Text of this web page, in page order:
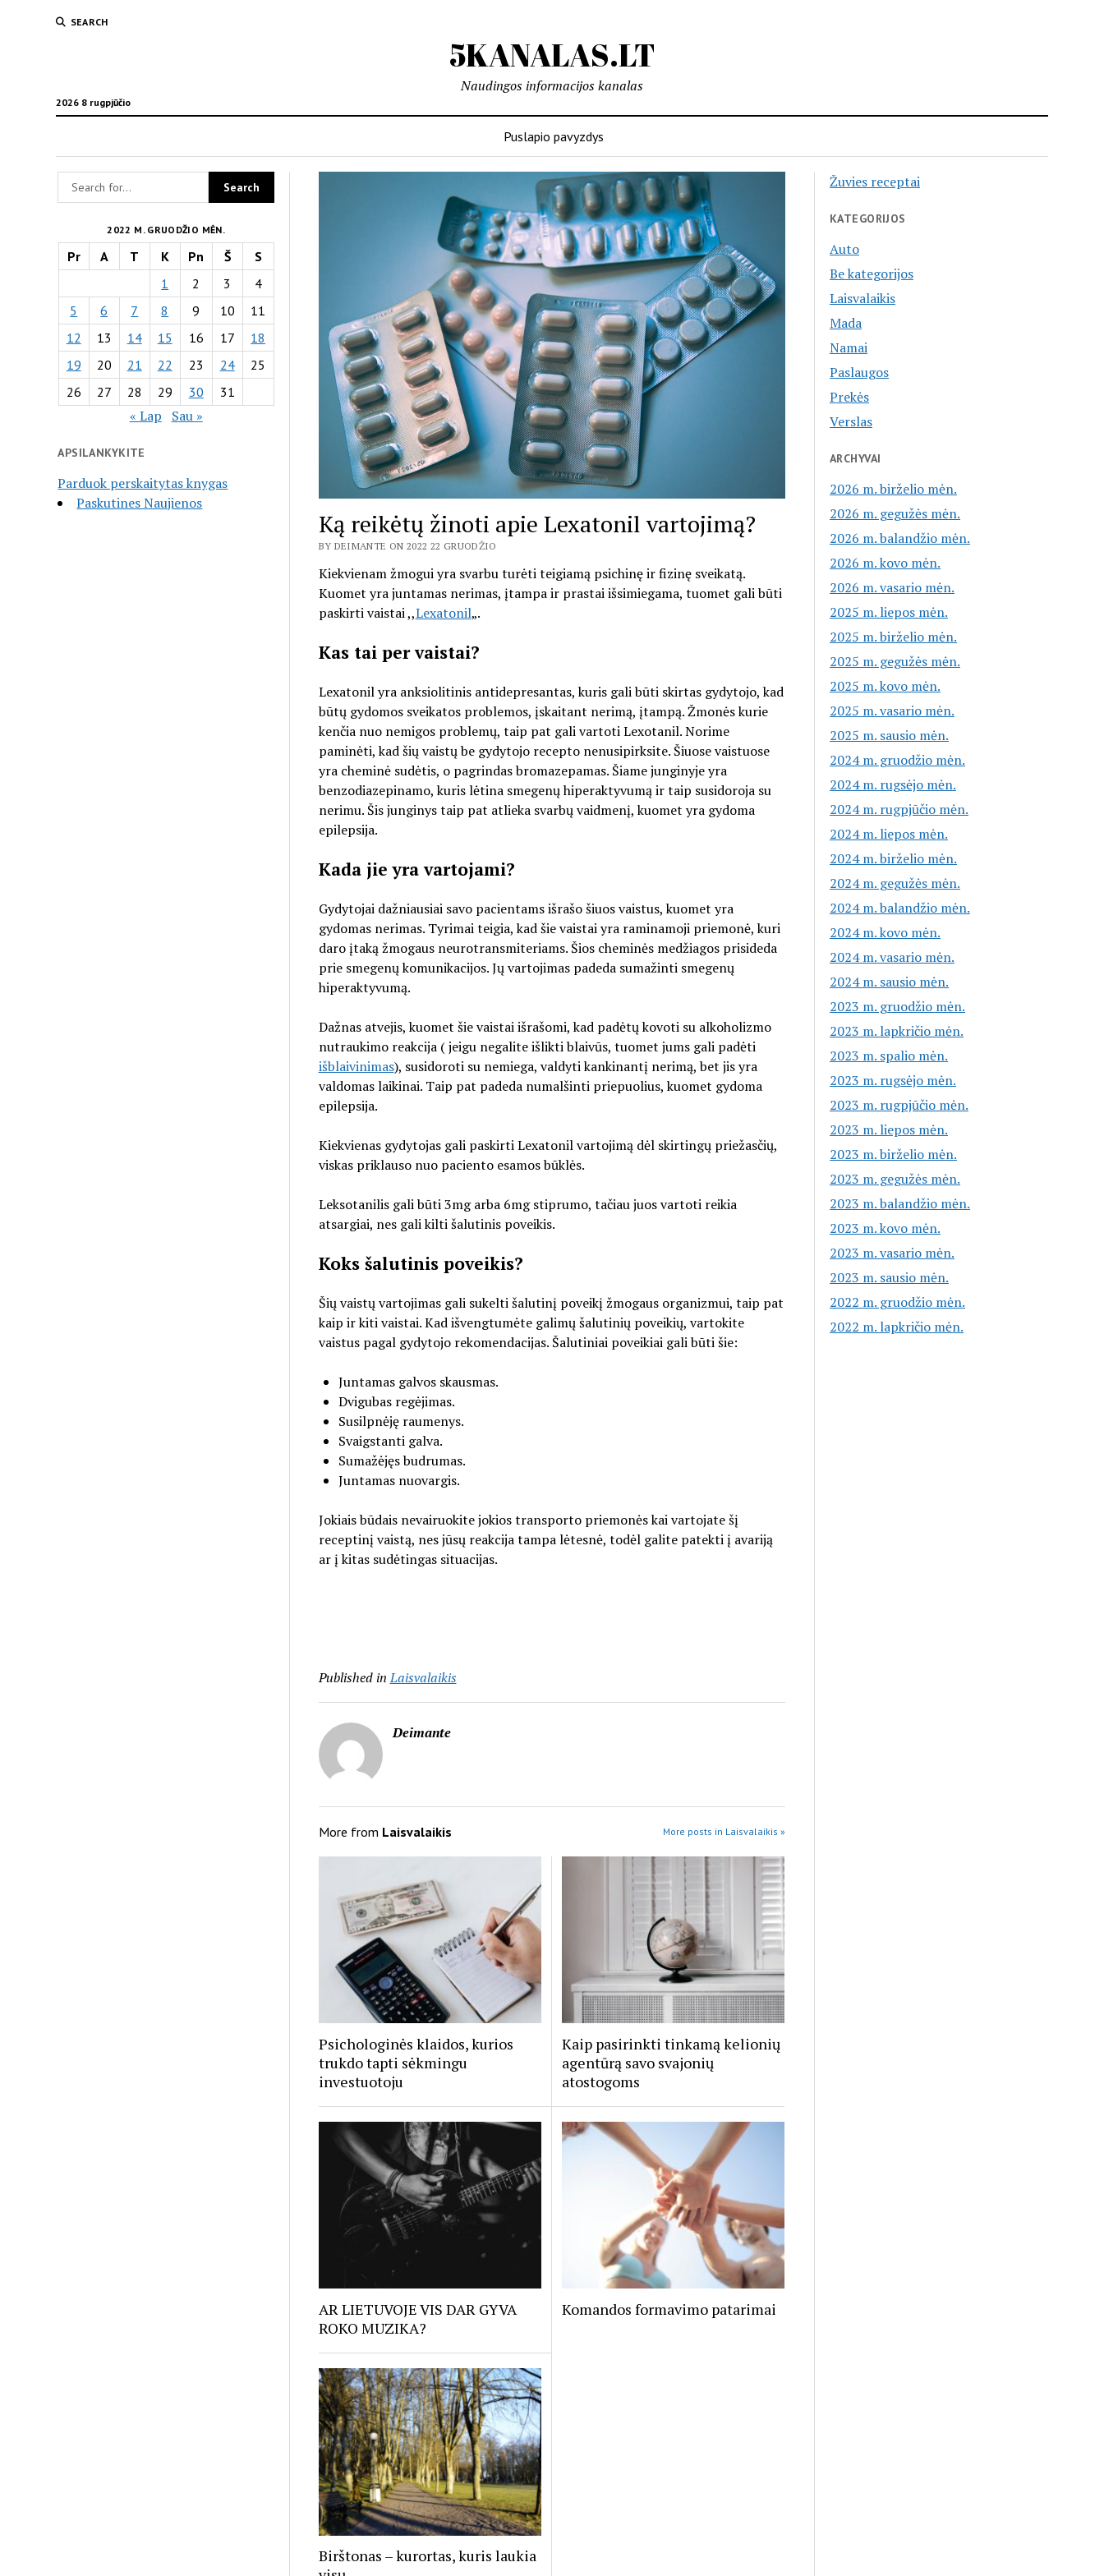
SEARCH
5KANALAS.LT
2026 8 rugpjūčio
Naudingos informacijos kanalas
Puslapio pavyzdys
2022 M. GRUODŽIO MĖN.
Pr A T K Pn Š
S
1
2 3
4
5
6 7 8 9 10
11
12
13 14 15 16 17
18
19
20 21 22 23 24
25
26
27 28 29 30 31
« Lap Sau »
APSILANKYKITE
Parduok perskaitytas knygas
Paskutines Naujienos
Ką reikėtų žinoti apie Lexatonil vartojimą?
BY DEIMANTE ON 2022 22 GRUODŽIO
Kiekvienam žmogui yra svarbu turėti teigiamą psichinę ir fizinę sveikatą.
Kuomet yra juntamas nerimas, įtampa ir prastai išsimiegama, tuomet gali būti
paskirti vaistai ,,Lexatonil„.
Kas tai per vaistai?
Lexatonil yra anksiolitinis antidepresantas, kuris gali būti skirtas gydytojo, kad
būtų gydomos sveikatos problemos, įskaitant nerimą, įtampą. Žmonės kurie
kenčia nuo nemigos problemų, taip pat gali vartoti Lexotanil. Norime
paminėti, kad šių vaistų be gydytojo recepto nenusipirksite. Šiuose vaistuose
yra cheminė sudėtis, o pagrindas bromazepamas. Šiame junginyje yra
benzodiazepinamo, kuris lėtina smegenų hiperaktyvumą ir taip susidoroja su
nerimu. Šis junginys taip pat atlieka svarbų vaidmenį, kuomet yra gydoma
epilepsija.
Kada jie yra vartojami?
Gydytojai dažniausiai savo pacientams išrašo šiuos vaistus, kuomet yra
gydomas nerimas. Tyrimai teigia, kad šie vaistai yra raminamoji priemonė, kuri
daro įtaką žmogaus neurotransmiteriams. Šios cheminės medžiagos prisideda
prie smegenų komunikacijos. Jų vartojimas padeda sumažinti smegenų
hiperaktyvumą.
Dažnas atvejis, kuomet šie vaistai išrašomi, kad padėtų kovoti su alkoholizmo
nutraukimo reakcija ( jeigu negalite išlikti blaivūs, tuomet jums gali padėti
išblaivinimas), susidoroti su nemiega, valdyti kankinantį nerimą, bet jis yra
valdomas laikinai. Taip pat padeda numalšinti priepuolius, kuomet gydoma
epilepsija.
Kiekvienas gydytojas gali paskirti Lexatonil vartojimą dėl skirtingų priežasčių,
viskas priklauso nuo paciento esamos būklės.
Leksotanilis gali būti 3mg arba 6mg stiprumo, tačiau juos vartoti reikia
atsargiai, nes gali kilti šalutinis poveikis.
Koks šalutinis poveikis?
Šių vaistų vartojimas gali sukelti šalutinį poveikį žmogaus organizmui, taip pat
kaip ir kiti vaistai. Kad išvengtumėte galimų šalutinių poveikių, vartokite
vaistus pagal gydytojo rekomendacijas. Šalutiniai poveikiai gali būti šie:
Juntamas galvos skausmas.
Dvigubas regėjimas.
Susilpnėję raumenys.
Svaigstanti galva.
Sumažėjęs budrumas.
Juntamas nuovargis.
Jokiais būdais nevairuokite jokios transporto priemonės kai vartojate šį
receptinį vaistą, nes jūsų reakcija tampa lėtesnė, todėl galite patekti į avariją
ar į kitas sudėtingas situacijas.
Published in Laisvalaikis
Deimante
More from Laisvalaikis More posts in Laisvalaikis »
Psichologinės klaidos, kurios
trukdo tapti sėkmingu
investuotoju
Kaip pasirinkti tinkamą kelionių
agentūrą savo svajonių
atostogoms
AR LIETUVOJE VIS DAR GYVA
ROKO MUZIKA?
Komandos formavimo patarimai
Birštonas – kurortas, kuris laukia
Žuvies receptai
KATEGORIJOS
Auto
Be kategorijos
Laisvalaikis
Mada
Namai
Paslaugos
Prekės
Verslas
ARCHYVAI
2026 m. birželio mėn.
2026 m. gegužės mėn.
2026 m. balandžio mėn.
2026 m. kovo mėn.
2026 m. vasario mėn.
2025 m. liepos mėn.
2025 m. birželio mėn.
2025 m. gegužės mėn.
2025 m. kovo mėn.
2025 m. vasario mėn.
2025 m. sausio mėn.
2024 m. gruodžio mėn.
2024 m. rugsėjo mėn.
2024 m. rugpjūčio mėn.
2024 m. liepos mėn.
2024 m. birželio mėn.
2024 m. gegužės mėn.
2024 m. balandžio mėn.
2024 m. kovo mėn.
2024 m. vasario mėn.
2024 m. sausio mėn.
2023 m. gruodžio mėn.
2023 m. lapkričio mėn.
2023 m. spalio mėn.
2023 m. rugsėjo mėn.
2023 m. rugpjūčio mėn.
2023 m. liepos mėn.
2023 m. birželio mėn.
2023 m. gegužės mėn.
2023 m. balandžio mėn.
2023 m. kovo mėn.
2023 m. vasario mėn.
2023 m. sausio mėn.
2022 m. gruodžio mėn.
2022 m. lapkričio mėn.